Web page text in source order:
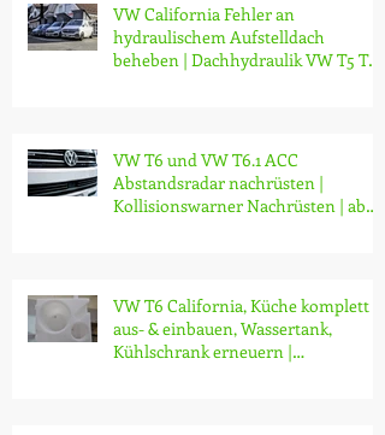
VW California Fehler an
hydraulischem Aufstelldach
beheben | Dachhydraulik VW T5 T6
VW T6 und VW T6.1 ACC
Abstandsradar nachrüsten |
Kollisionswarner Nachrüsten | ab
VW T6 California, Küche komplett
aus- & einbauen, Wassertank,
Kühlschrank erneuern |